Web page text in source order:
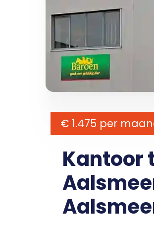
€ 1.475 per
Kantoor